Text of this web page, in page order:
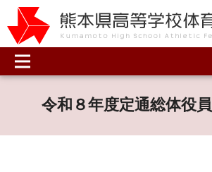
令和８年度定通総体役